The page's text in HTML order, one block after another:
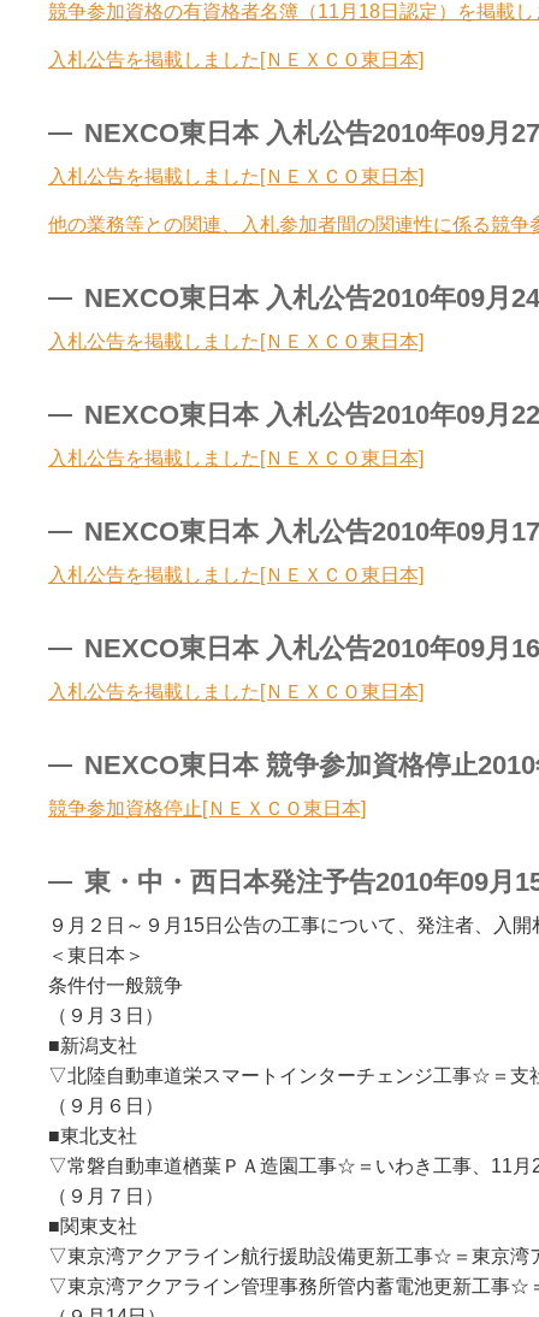
競争参加資格の有資格者名簿（11月18日認定）を掲載
入札公告を掲載しました[ＮＥＸＣＯ東日本]
NEXCO東日本 入札公告2010年09月
入札公告を掲載しました[ＮＥＸＣＯ東日本]
他の業務等との関連、入札参加者間の関連性に係る競
NEXCO東日本 入札公告2010年09月
入札公告を掲載しました[ＮＥＸＣＯ東日本]
NEXCO東日本 入札公告2010年09月
入札公告を掲載しました[ＮＥＸＣＯ東日本]
NEXCO東日本 入札公告2010年09月
入札公告を掲載しました[ＮＥＸＣＯ東日本]
NEXCO東日本 入札公告2010年09月
入札公告を掲載しました[ＮＥＸＣＯ東日本]
NEXCO東日本 競争参加資格停止
競争参加資格停止[ＮＥＸＣＯ東日本]
東・中・西日本発注予告2010年09月
９月２日～９月15日公告の工事について、発注者、入
＜東日本＞
条件付一般競争
（９月３日）
■新潟支社
▽北陸自動車道栄スマートインターチェンジ工事☆＝支
（９月６日）
■東北支社
▽常磐自動車道楢葉ＰＡ造園工事☆＝いわき工事、11月
（９月７日）
■関東支社
▽東京湾アクアライン航行援助設備更新工事☆＝東京湾
▽東京湾アクアライン管理事務所管内蓄電池更新工事☆